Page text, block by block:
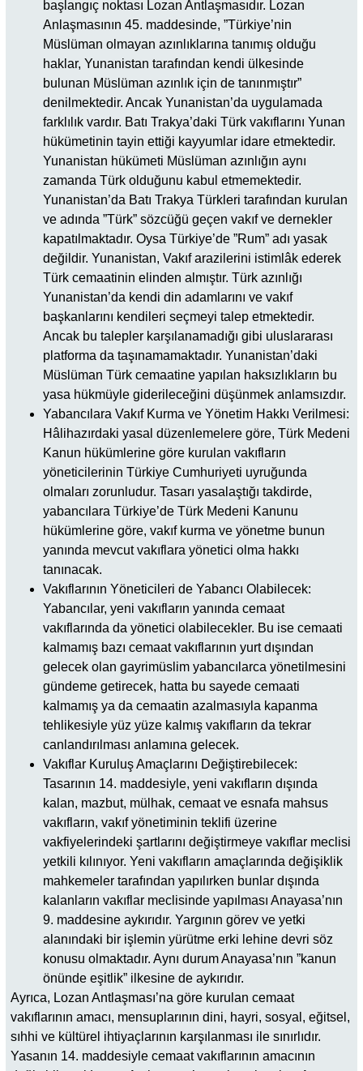
başlangıç noktası Lozan Antlaşmasıdır. Lozan
Anlaşmasının 45. maddesinde, ”Türkiye’nin
Müslüman olmayan azınlıklarına tanımış olduğu
haklar, Yunanistan tarafından kendi ülkesinde
bulunan Müslüman azınlık için de tanınmıştır”
denilmektedir. Ancak Yunanistan’da uygulamada
farklılık vardır. Batı Trakya’daki Türk vakıflarını Yunan
hükümetinin tayin ettiği kayyumlar idare etmektedir.
Yunanistan hükümeti Müslüman azınlığın aynı
zamanda Türk olduğunu kabul etmemektedir.
Yunanistan’da Batı Trakya Türkleri tarafından kurulan
ve adında ”Türk” sözcüğü geçen vakıf ve dernekler
kapatılmaktadır. Oysa Türkiye’de ”Rum” adı yasak
değildir. Yunanistan, Vakıf arazilerini istimlâk ederek
Türk cemaatinin elinden almıştır. Türk azınlığı
Yunanistan’da kendi din adamlarını ve vakıf
başkanlarını kendileri seçmeyi talep etmektedir.
Ancak bu talepler karşılanamadığı gibi uluslararası
platforma da taşınamamaktadır. Yunanistan’daki
Müslüman Türk cemaatine yapılan haksızlıkların bu
yasa hükmüyle giderileceğini düşünmek anlamsızdır.
Yabancılara Vakıf Kurma ve Yönetim Hakkı Verilmesi:
Hâlihazırdaki yasal düzenlemelere göre, Türk Medeni
Kanun hükümlerine göre kurulan vakıfların
yöneticilerinin Türkiye Cumhuriyeti uyruğunda
olmaları zorunludur. Tasarı yasalaştığı takdirde,
yabancılara Türkiye’de Türk Medeni Kanunu
hükümlerine göre, vakıf kurma ve yönetme bunun
yanında mevcut vakıflara yönetici olma hakkı
tanınacak.
Vakıflarının Yöneticileri de Yabancı Olabilecek:
Yabancılar, yeni vakıfların yanında cemaat
vakıflarında da yönetici olabilecekler. Bu ise cemaati
kalmamış bazı cemaat vakıflarının yurt dışından
gelecek olan gayrimüslim yabancılarca yönetilmesini
gündeme getirecek, hatta bu sayede cemaati
kalmamış ya da cemaatin azalmasıyla kapanma
tehlikesiyle yüz yüze kalmış vakıfların da tekrar
canlandırılması anlamına gelecek.
Vakıflar Kuruluş Amaçlarını Değiştirebilecek:
Tasarının 14. maddesiyle, yeni vakıfların dışında
kalan, mazbut, mülhak, cemaat ve esnafa mahsus
vakıfların, vakıf yönetiminin teklifi üzerine
vakfiyelerindeki şartlarını değiştirmeye vakıflar meclisi
yetkili kılınıyor. Yeni vakıfların amaçlarında değişiklik
mahkemeler tarafından yapılırken bunlar dışında
kalanların vakıflar meclisinde yapılması Anayasa’nın
9. maddesine aykırıdır. Yargının görev ve yetki
alanındaki bir işlemin yürütme erki lehine devri söz
konusu olmaktadır. Aynı durum Anayasa’nın ”kanun
önünde eşitlik” ilkesine de aykırıdır.
Ayrıca, Lozan Antlaşması’na göre kurulan cemaat
vakıflarının amacı, mensuplarının dini, hayri, sosyal, eğitsel,
sıhhi ve kültürel ihtiyaçlarının karşılanması ile sınırlıdır.
Yasanın 14. maddesiyle cemaat vakıflarının amacının